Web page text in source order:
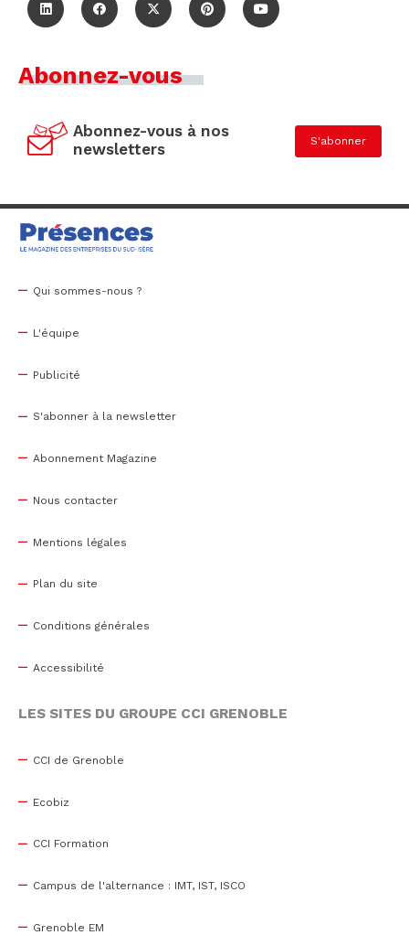
Abonnez-vous
Abonnez-vous à nos
newsletters
S'abonner
Qui sommes-nous ?
L'équipe
Publicité
S'abonner à la newsletter
Abonnement Magazine
Nous contacter
Mentions légales
Plan du site
Conditions générales
Accessibilité
LES SITES DU GROUPE CCI GRENOBLE
CCI de Grenoble
Ecobiz
CCI Formation
Campus de l'alternance : IMT, IST, ISCO
Grenoble EM